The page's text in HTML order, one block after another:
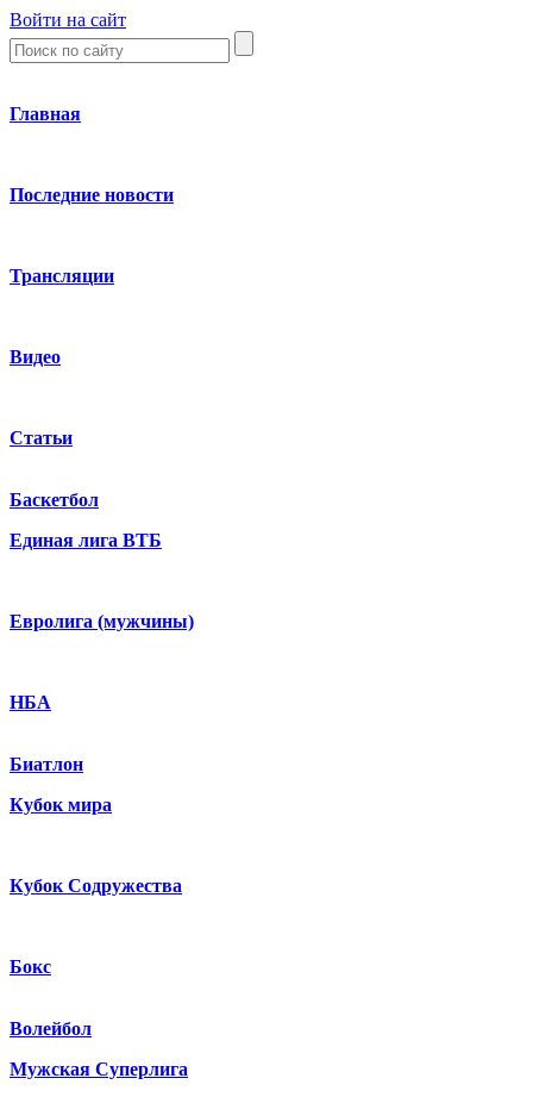
Войти на сайт
Главная
Последние новости
Трансляции
Видео
Статьи
Баскетбол
Единая лига ВТБ
Евролига (мужчины)
НБА
Биатлон
Кубок мира
Кубок Содружества
Бокс
Волейбол
Мужская Суперлига